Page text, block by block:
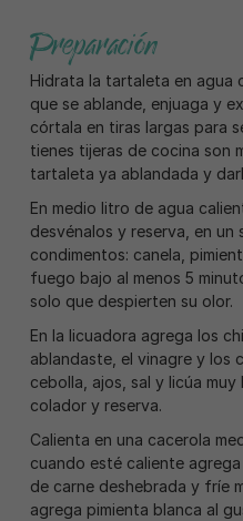
Preparación
Hidrata la tartaleta en agua
que se ablande, enjuaga y
córtala en tiras largas para
tienes tijeras de cocina son
tartaleta ya ablandada y
En medio litro de agua
desvénalos y reserva, en
condimentos: canela,
fuego bajo al menos 5
solo que despierten su olor.
En la licuadora agrega los
ablandaste, el vinagre y los
cebolla, ajos, sal y licúa
colador y reserva.
Calienta en una cacerola
cuando esté caliente
de carne deshebrada y fríe
agrega pimienta blanca al